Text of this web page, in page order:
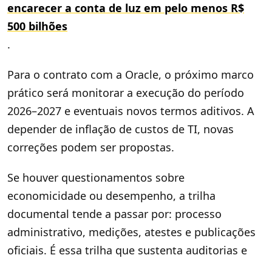
encarecer a conta de luz em pelo menos R$
500 bilhões
.
Para o contrato com a Oracle, o próximo marco
prático será monitorar a execução do período
2026–2027 e eventuais novos termos aditivos. A
depender de inflação de custos de TI, novas
correções podem ser propostas.
Se houver questionamentos sobre
economicidade ou desempenho, a trilha
documental tende a passar por: processo
administrativo, medições, atestes e publicações
oficiais. É essa trilha que sustenta auditorias e